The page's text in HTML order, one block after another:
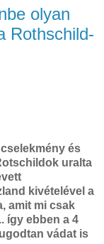
olyan
Rothschild-
és
uralta
kivételével a
amit mi csak
így ebben a 4
vádat is